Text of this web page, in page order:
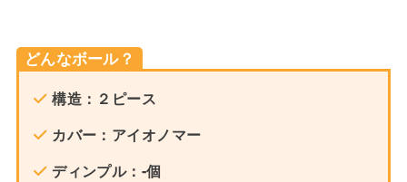
どんなボール？
構造：２ピース
カバー：アイオノマー
ディンプル：-個